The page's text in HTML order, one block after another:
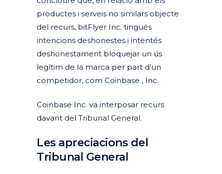
productes i serveis no similars objecte
del recurs, bitFlyer Inc. tingués
intencions deshonestes i intentés
deshonestament bloquejar un ús
legítim de la marca per part d’un
competidor, com Coinbase , Inc.
Coinbase Inc. va interposar recurs
davant del Tribunal General.
Les apreciacions del
Tribunal General